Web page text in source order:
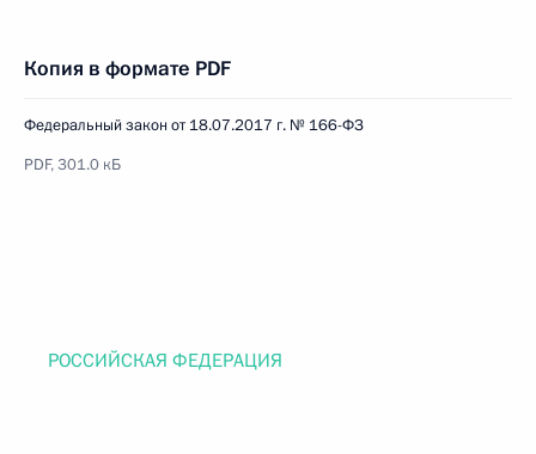
Копия в формате PDF
Федеральный закон от 18.07.2017 г. № 166-ФЗ
PDF, 301.0 кБ
РОССИЙСКАЯ ФЕДЕРАЦИЯ